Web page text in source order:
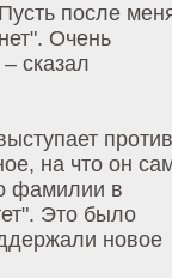
после
Очень
сказал
против
на что он
фамилии в
Это было
новое